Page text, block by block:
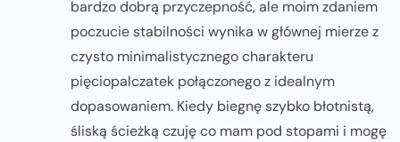
bardzo dobrą przyczepność, ale moim zdaniem
poczucie stabilności wynika w głównej mierze z
czysto minimalistycznego charakteru
pięciopalczatek połączonego z idealnym
dopasowaniem. Kiedy biegnę szybko błotnistą,
śliską ścieżką czuję co mam pod stopami i mogę